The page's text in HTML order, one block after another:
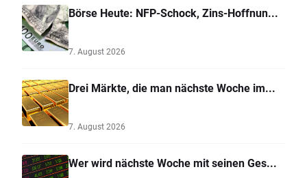
Börse Heute: NFP-Schock, Zins-Hoffnun...
7. August 2026
Drei Märkte, die man nächste Woche im...
7. August 2026
Wer wird nächste Woche mit seinen Ges...